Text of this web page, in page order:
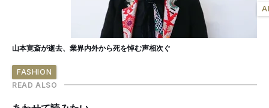
山本寛斎が逝去、業界内外から死を悼む声相次ぐ
FASHION
READ ALSO